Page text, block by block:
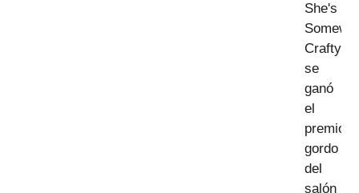
She's
Crafty
se
ganó
el
premio
gordo
del
salón